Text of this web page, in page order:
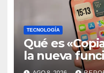
TECNOLOGÍA
Qué es
la nueva
al iPhone